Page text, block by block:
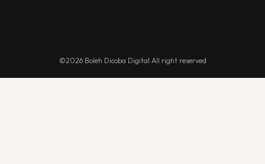
©2026 Boleh Dicoba Digital All right reserved